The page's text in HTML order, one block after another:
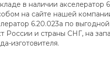
в наличии акселератор
на сайте нашей
6.20.023а по
России и страны СНГ, на
изготовителя.